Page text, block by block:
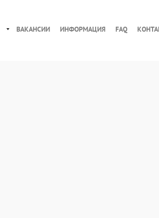
ВАКАНСИИ ИНФОРМАЦИЯ FAQ